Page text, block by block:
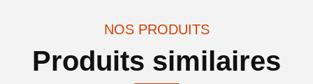
NOS PRODUITS
Produits similaires